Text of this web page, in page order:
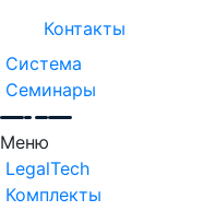
Контакты
Система
Семинары
Меню
LegalTech
Комплекты